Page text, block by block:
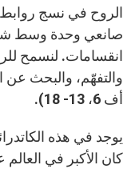
الروح في نسج روابط
صانعي وحدة وسط
انقسامات. لنسمح
والتفهّم، والبحث عن
أف 6، 13- 18).
يوجد في هذه
كان الأكبر في العالم